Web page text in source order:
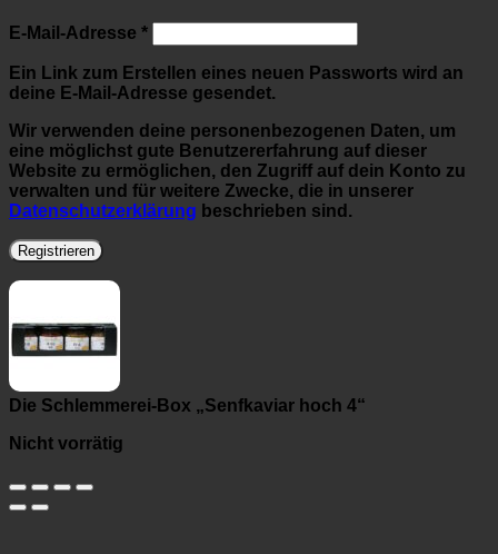
E-Mail-Adresse *Erforderlich
Ein Link zum Erstellen eines neuen Passworts wird an
deine E-Mail-Adresse gesendet.
Wir verwenden deine personenbezogenen Daten, um
eine möglichst gute Benutzererfahrung auf dieser
Website zu ermöglichen, den Zugriff auf dein Konto zu
verwalten und für weitere Zwecke, die in unserer
Datenschutzerklärung beschrieben sind.
Registrieren
Die Schlemmerei-Box „Senfkaviar hoch 4“
Nicht vorrätig